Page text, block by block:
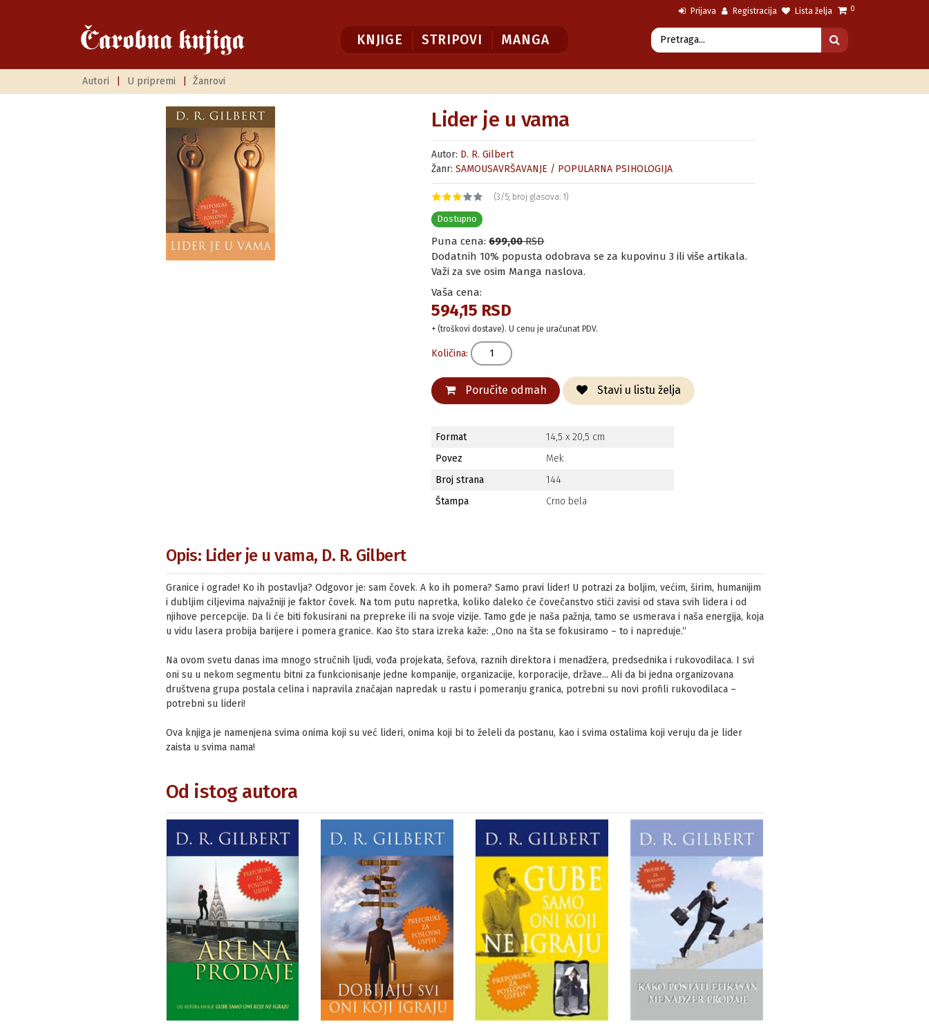
Prijava Registracija Lista želja 0
KNJIGE STRIPOVI MANGA
Autori U pripremi Žanrovi
Lider je u vama
Autor: D. R. Gilbert
Žanr:SAMOUSAVRŠAVANJE / POPULARNA PSIHOLOGIJA
(3/5; broj glasova: 1)
Dostupno
Puna cena:699,00RSD
Dodatnih 10% popusta odobrava se za kupovinu 3 ili više artikala.
Važi za sve osim Manga naslova.
Vaša cena:
594,15 RSD
+ (troškovi dostave). U cenu je uračunat PDV.
Količina:
Poručite odmah Stavi u listu želja
Format
14,5 x 20,5 cm
Povez
Mek
Broj strana
144
Štampa
Crno bela
Opis: Lider je u vama, D. R. Gilbert
Granice i ograde! Ko ih postavlja? Odgovor je: sam čovek. A ko ih pomera? Samo pravi lider! U potrazi za boljim, većim, širim, humanijim
i dubljim ciljevima najvažniji je faktor čovek. Na tom putu napretka, koliko daleko će čovečanstvo stići zavisi od stava svih lidera i od
njihove percepcije. Da li će biti fokusirani na prepreke ili na svoje vizije. Tamo gde je naša pažnja, tamo se usmerava i naša energija, koja
u vidu lasera probija barijere i pomera granice. Kao što stara izreka kaže: „Ono na šta se fokusiramo – to i napreduje.“
Na ovom svetu danas ima mnogo stručnih ljudi, vođa projekata, šefova, raznih direktora i menadžera, predsednika i rukovodilaca. I svi
oni su u nekom segmentu bitni za funkcionisanje jedne kompanije, organizacije, korporacije, države... Ali da bi jedna organizovana
društvena grupa postala celina i napravila značajan napredak u rastu i pomeranju granica, potrebni su novi profili rukovodilaca –
potrebni su lideri!
Ova knjiga je namenjena svima onima koji su već lideri, onima koji bi to želeli da postanu, kao i svima ostalima koji veruju da je lider
zaista u svima nama!
Od istog autora